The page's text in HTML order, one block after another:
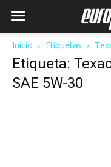
Inicio Etiquetas
Etiqueta:
SAE 5W-30